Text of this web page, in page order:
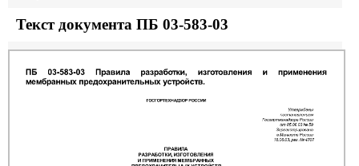
Текст документа ПБ 03-583-03